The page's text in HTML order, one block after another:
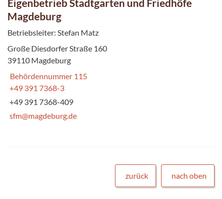
Eigenbetrieb Stadtgarten und Friedhöfe
Magdeburg
Betriebsleiter: Stefan Matz
Große Diesdorfer Straße 160
39110 Magdeburg
Behördennummer 115
+49 391 7368-3
+49 391 7368-409
sfm@magdeburg.de
zurück nach oben